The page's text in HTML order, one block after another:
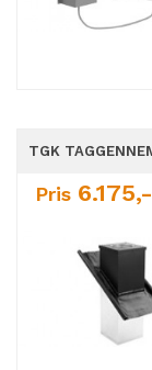
Pris 6.175,-